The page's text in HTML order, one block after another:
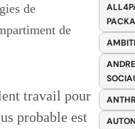
de
de
travail pour
probable est